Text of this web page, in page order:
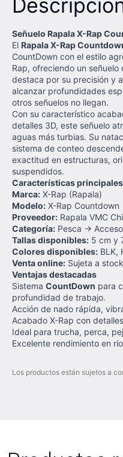
Señuelo Rapala X-Rap
El Rapala X-Rap
CountDown con el estilo
Rap, ofreciendo un
destaca por su precisión y
alcanzar profundidades
otros señuelos no llegan.
Con su característico
detalles 3D, este señuelo
aguas más turbias. Su
sistema de conteo
exactitud en estructuras,
suspendidos.
Características principales
Marca: X-Rap (Rapala)
Modelo: X-Rap Countdown
Proveedor: Rapala VMC
Categoría: Pesca →
Tallas disponibles: 5 cm y
Colores disponibles: BLK,
Venta online: Sujeta a stock
Ventajas destacadas
Sistema CountDown para
profundidad de trabajo.
Acción de nado rápida,
Acabado X-Rap con
Ideal para trucha, perca,
Excelente rendimiento en
Los productos están sujetos a